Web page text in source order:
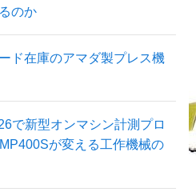
のか
ド在庫のアマダ製プレス機
で新型オンマシン計測プロ
が変える工作機械の